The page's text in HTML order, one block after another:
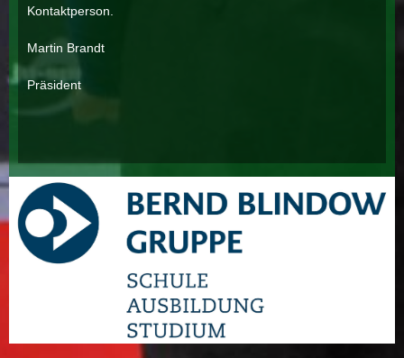
Kontaktperson.
Martin Brandt
Präsident